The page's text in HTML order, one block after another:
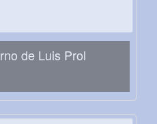
de Luis Prol